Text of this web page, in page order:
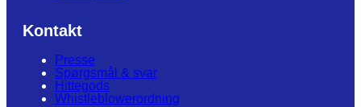
Kontakt
Presse
Spørgsmål & svar
Hittegods
Whistleblowerordning